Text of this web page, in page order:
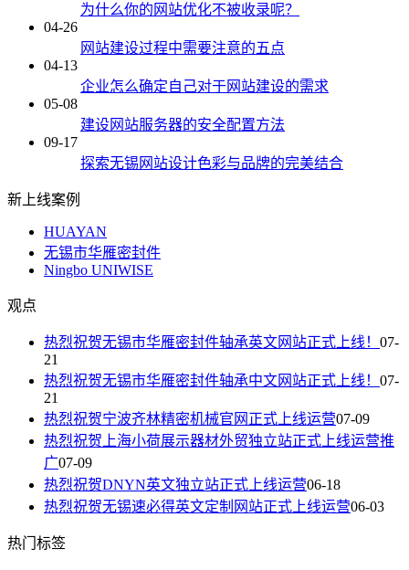
为什么你的网站优化不被收录呢？
04-26
网站建设过程中需要注意的五点
04-13
企业怎么确定自己对于网站建设的需求
05-08
建设网站服务器的安全配置方法
09-17
探索无锡网站设计色彩与品牌的完美结合
新上线案例
HUAYAN
无锡市华雁密封件
Ningbo UNIWISE
观点
热烈祝贺无锡市华雁密封件轴承英文网站正式上线！ 07-
21
热烈祝贺无锡市华雁密封件轴承中文网站正式上线！ 07-
21
热烈祝贺宁波齐林精密机械官网正式上线运营07-09
热烈祝贺上海小荷展示器材外贸独立站正式上线运营推
广07-09
热烈祝贺DNYN英文独立站正式上线运营06-18
热烈祝贺无锡速必得英文定制网站正式上线运营06-03
热门标签